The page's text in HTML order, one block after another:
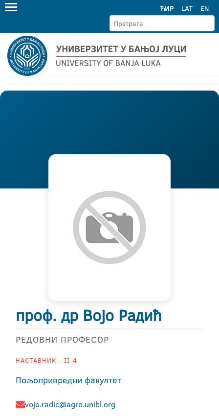
ЋИР LAT EN
проф. др Војо Радић
РЕДОВНИ ПРОФЕСОР
НАСТАВНИК - II-4
Пољопривредни факултет
vojo.radic@agro.unibl.org